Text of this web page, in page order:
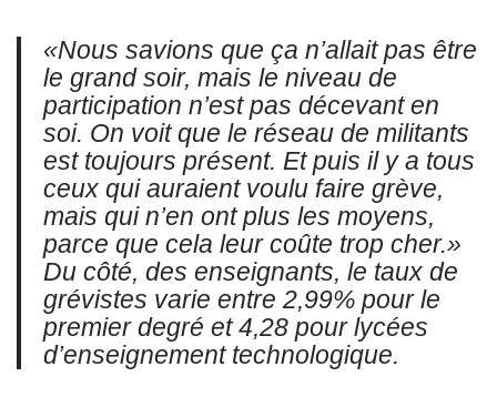
«Nous savions que ça n’allait pas être
le grand soir, mais le niveau de
participation n’est pas décevant en
soi. On voit que le réseau de militants
est toujours présent. Et puis il y a tous
ceux qui auraient voulu faire grève,
mais qui n’en ont plus les moyens,
parce que cela leur coûte trop cher.»
Du côté, des enseignants, le taux de
grévistes varie entre 2,99% pour le
premier degré et 4,28 pour lycées
d’enseignement technologique.